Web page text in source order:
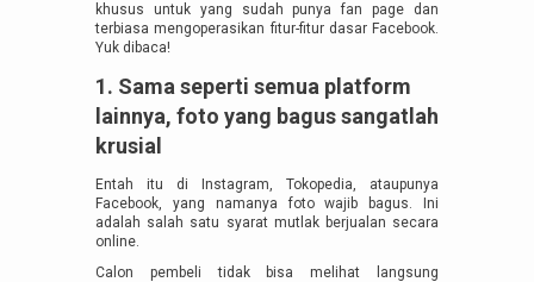
khusus untuk yang sudah punya fan page dan
terbiasa mengoperasikan fitur-fitur dasar Facebook.
Yuk dibaca!
1. Sama seperti semua platform
lainnya, foto yang bagus sangatlah
krusial
Entah itu di Instagram, Tokopedia, ataupunya
Facebook, yang namanya foto wajib bagus. Ini
adalah salah satu syarat mutlak berjualan secara
online.
Calon pembeli tidak bisa melihat langsung